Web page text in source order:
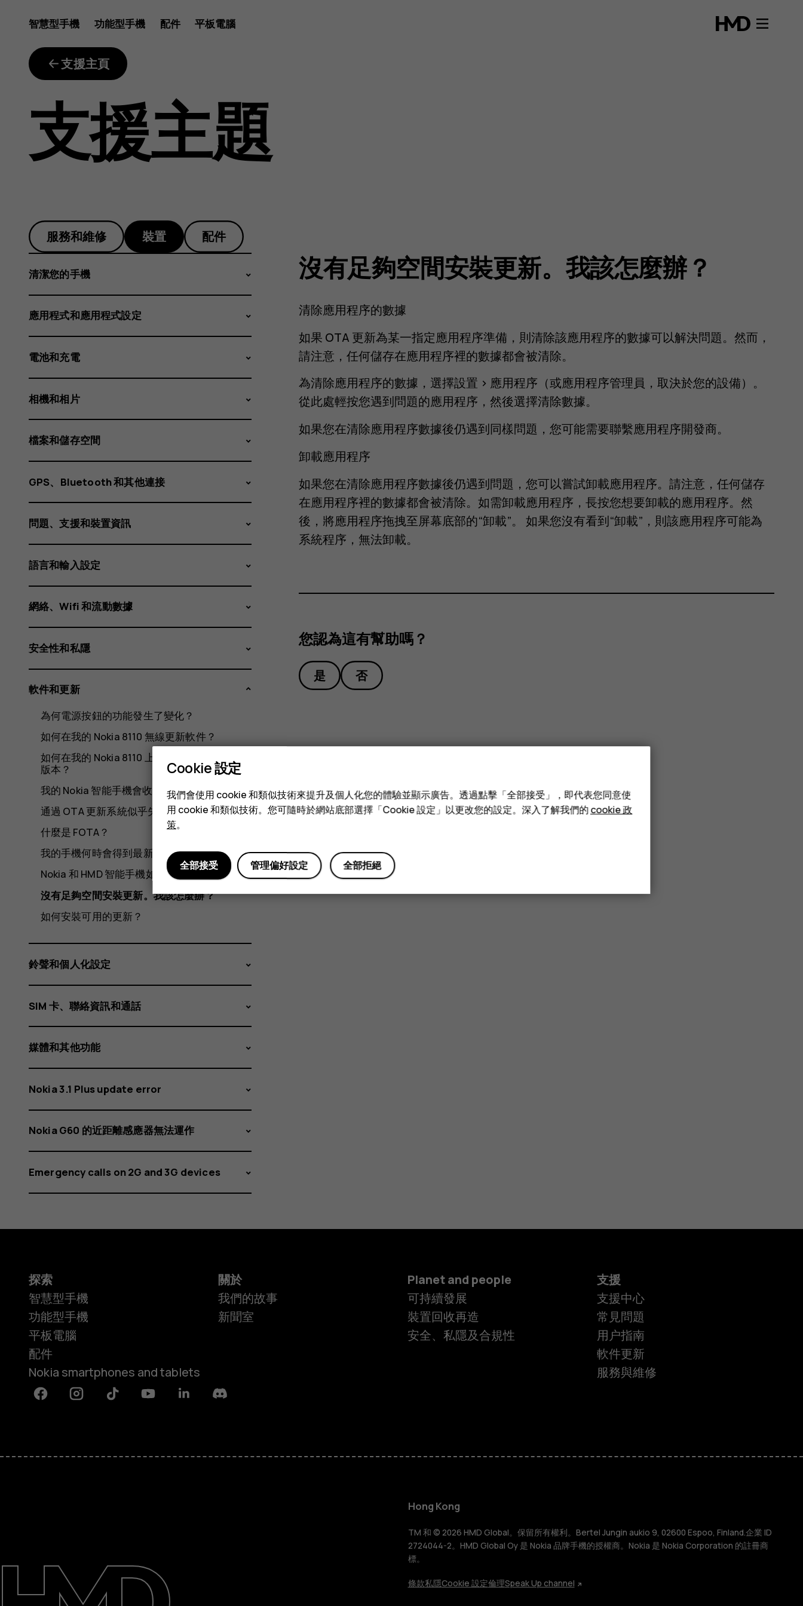
沒
有
足
夠
空
間
安
裝
更
新。
我
該
怎
麼
辦？
智慧型手機 功能型手機 配件 平板電腦
智慧型手機
功能型手機
配件
平板電腦
Hong Kong
支援主頁
支援主題
服務和維修 裝置 配件
清潔您的手機
應用程式和應用程式設定
電池和充電
相機和相片
檔案和儲存空間
GPS、Bluetooth 和其他連接
問題、支援和裝置資訊
語言和輸入設定
網絡、Wifi 和流動數據
安全性和私隱
軟件和更新
為何電源按鈕的功能發生了變化？
如何在我的 Nokia 8110 無線更新軟件？
如何在我的 Nokia 8110 上查看作業系統和軟件
版本？
我的 Nokia 智能手機會收到安全更新嗎？
通過 OTA 更新系統似乎失敗。我該怎麼做？
什麼是 FOTA？
我的手機何時會得到最新的安全更新版本？
Nokia 和 HMD 智能手機如何收取軟件更新？
沒有足夠空間安裝更新。我該怎麼辦？
如何安裝可用的更新？
鈴聲和個人化設定
SIM 卡、聯絡資訊和通話
媒體和其他功能
Nokia 3.1 Plus update error
Nokia G60 的近距離感應器無法運作
Emergency calls on 2G and 3G devices
沒有足夠空間安裝更新。我該怎麼辦？
清除應用程序的數據
如果 OTA 更新為某一指定應用程序準備，則清除該應用程序的數據可以解決問題。然而，
請注意，任何儲存在應用程序裡的數據都會被清除。
為清除應用程序的數據，選擇設置 > 應用程序（或應用程序管理員，取決於您的設備）。
從此處輕按您遇到問題的應用程序，然後選擇清除數據。
如果您在清除應用程序數據後仍遇到同樣問題，您可能需要聯繫應用程序開發商。
卸載應用程序
如果您在清除應用程序數據後仍遇到問題，您可以嘗試卸載應用程序。請注意，任何儲存
在應用程序裡的數據都會被清除。如需卸載應用程序，長按您想要卸載的應用程序。然
後，將應用程序拖拽至屏幕底部的“卸載”。 如果您沒有看到“卸載”，則該應用程序可能為
系統程序，無法卸載。
您認為這有幫助嗎？
是 否
探索
智慧型手機
功能型手機
平板電腦
配件
Nokia smartphones and tablets
關於
我們的故事
新聞室
Planet and people
可持續發展
裝置回收再造
安全、私隱及合規性
支援
支援中心
常見問題
用户指南
軟件更新
服務與維修
FacebookInstagramTiktok YoutubeLinkedinDiscord
Hong Kong
TM 和 © 2026 HMD Global。保留所有權利。Bertel Jungin aukio 9, 02600 Espoo, Finland.企業 ID
2724044-2。HMD Global Oy 是 Nokia 品牌手機的授權商。Nokia 是 Nokia Corporation 的註冊商
標。
條款私隱Cookie 設定倫理Speak Up channel
Cookie 設定
我們會使用 cookie 和類似技術來提升及個人化您的體驗並顯示廣告。透過點擊「全部接受」，即代表您同意使
用 cookie 和類似技術。您可隨時於網站底部選擇「Cookie 設定」以更改您的設定。深入了解我們的cookie 政
策。
全部拒絕
管理偏好設定
全部接受